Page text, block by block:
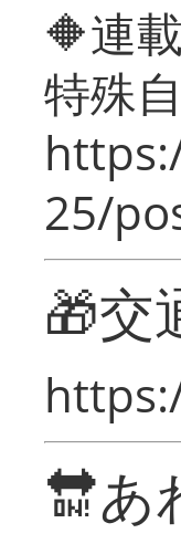
🔶連
特殊
25/
🎁
🔛あ